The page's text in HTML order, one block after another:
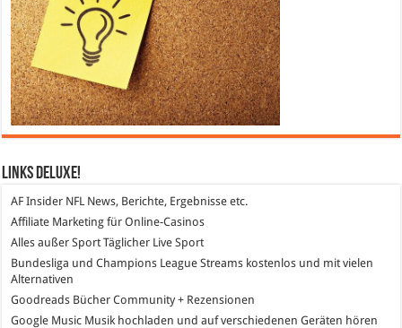
Links DeLuXe!
AF Insider NFL News, Berichte, Ergebnisse etc.
Affiliate Marketing für Online-Casinos
Alles außer Sport Täglicher Live Sport
Bundesliga und Champions League Streams kostenlos und mit vielen
Alternativen
Goodreads Bücher Community + Rezensionen
Google Music Musik hochladen und auf verschiedenen Geräten hören